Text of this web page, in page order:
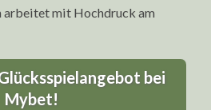
arbeitet mit Hochdruck am
bei
Mybet!